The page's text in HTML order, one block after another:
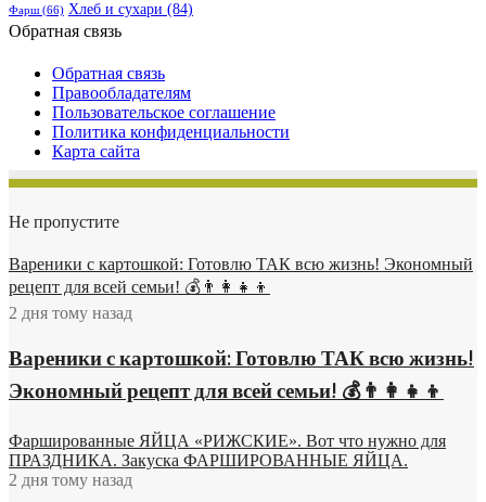
Фарш(66) Хлеб и сухари (84)
Обратная связь
Обратная связь
Правообладателям
Пользовательское соглашение
Политика конфиденциальности
Карта сайта
Не пропустите
Вареники с картошкой: Готовлю ТАК всю жизнь! Экономный
рецепт для всей семьи! 💰👨👩👧👦
2 дня тому назад
Вареники с картошкой: Готовлю ТАК всю жизнь!
Экономный рецепт для всей семьи! 💰👨👩👧👦
Фаршированные ЯЙЦА «РИЖСКИЕ». Вот что нужно для
ПРАЗДНИКА. Закуска ФАРШИРОВАННЫЕ ЯЙЦА.
2 дня тому назад